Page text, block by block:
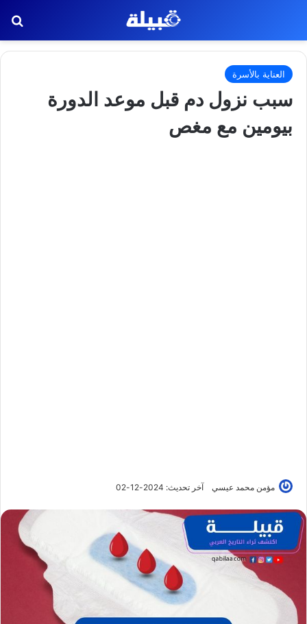
العناية بالأسرة
سبب نزول دم قبل موعد الدورة
بيومين مع مغص
مؤمن محمد عيسي آخر تحديث: 2024-12-02